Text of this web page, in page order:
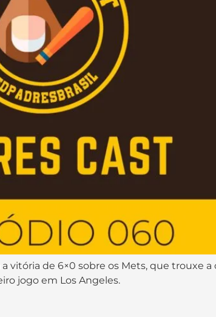
vitória de 6×0 sobre os Mets, que trouxe a
jogo em Los Angeles.